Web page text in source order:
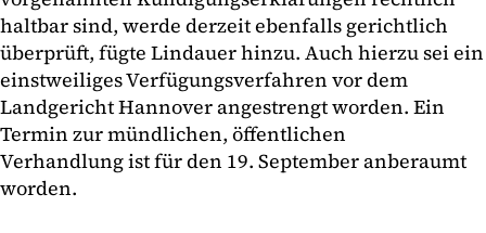
haltbar sind, werde derzeit ebenfalls gerichtlich
überprüft, fügte Lindauer hinzu. Auch hierzu sei ein
einstweiliges Verfügungsverfahren vor dem
Landgericht Hannover angestrengt worden. Ein
Termin zur mündlichen, öffentlichen
Verhandlung ist für den 19. September anberaumt
worden.